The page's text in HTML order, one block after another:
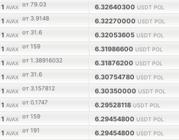
1 AVAX от 79.03 6.32640300 USDT POL
1 AVAX от 3.9148 6.32270000 USDT POL
1 AVAX от 31.6 6.32053605 USDT POL
1 AVAX от 159 6.31986600 USDT POL
1 AVAX от 1.38916032 6.31876200 USDT POL
1 AVAX от 31.6 6.30754780 USDT POL
1 AVAX от 3.157812 6.30350000 USDT POL
1 AVAX от 0.1747 6.29528118 USDT POL
1 AVAX от 159 6.29454800 USDT POL
1 AVAX от 191 6.29454800 USDT POL